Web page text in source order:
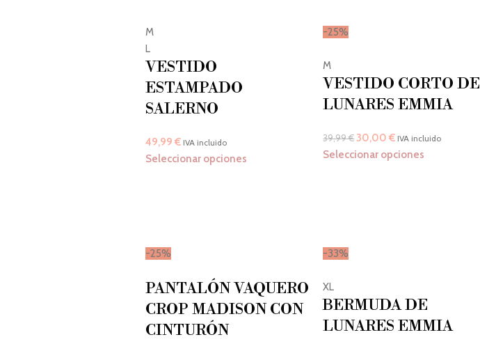
M
L
VESTIDO
ESTAMPADO
SALERNO
49,99 € IVA incluido
Seleccionar opciones
-25%
M
VESTIDO CORTO DE
LUNARES EMMIA
39,99€ 30,00€ IVA incluido
Seleccionar opciones
-25%
PANTALÓN VAQUERO
CROP MADISON CON
CINTURÓN
-33%
XL
BERMUDA DE
LUNARES EMMIA